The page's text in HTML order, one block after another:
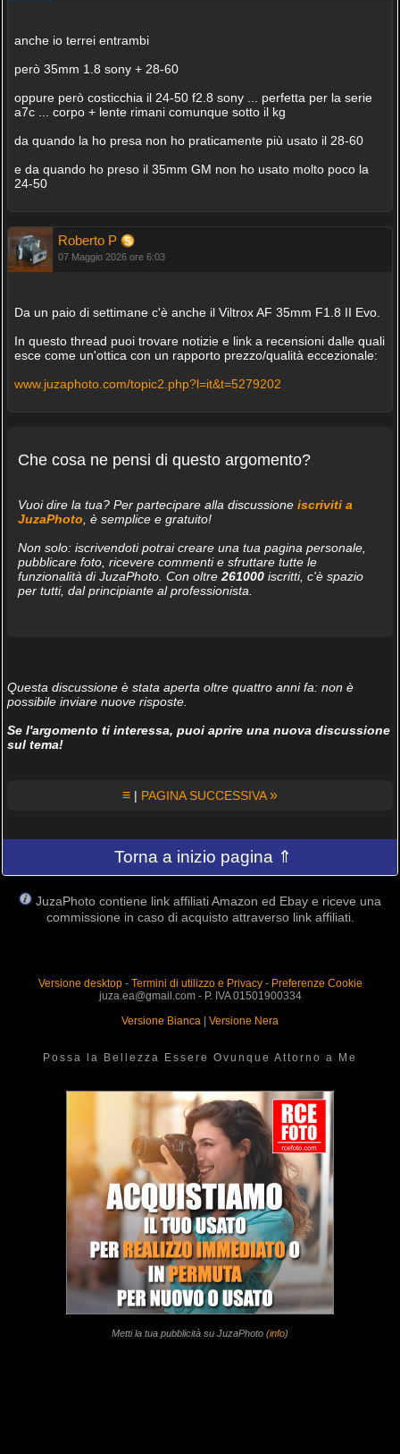
anche io terrei entrambi
però 35mm 1.8 sony + 28-60
oppure però costicchia il 24-50 f2.8 sony ... perfetta per la serie
a7c ... corpo + lente rimani comunque sotto il kg
da quando la ho presa non ho praticamente più usato il 28-60
e da quando ho preso il 35mm GM non ho usato molto poco la
24-50
Roberto P
07 Maggio 2026 ore 6:03
Da un paio di settimane c'è anche il Viltrox AF 35mm F1.8 II Evo.
In questo thread puoi trovare notizie e link a recensioni dalle quali
esce come un'ottica con un rapporto prezzo/qualità eccezionale:
www.juzaphoto.com/topic2.php?l=it&t=5279202
Che cosa ne pensi di questo argomento?
Vuoi dire la tua? Per partecipare alla discussione iscriviti a
JuzaPhoto , è semplice e gratuito!
Non solo: iscrivendoti potrai creare una tua pagina personale,
pubblicare foto, ricevere commenti e sfruttare tutte le
funzionalità di JuzaPhoto. Con oltre 261000iscritti, c'è spazio
per tutti, dal principiante al professionista.
Questa discussione è stata aperta oltre quattro anni fa: non è
possibile inviare nuove risposte.
Se l'argomento ti interessa, puoi aprire una nuova discussione
sul tema!
≡ | PAGINA SUCCESSIVA»
Torna a inizio pagina ⇑
JuzaPhoto contiene link affiliati Amazon ed Ebay e riceve una
commissione in caso di acquisto attraverso link affiliati.
Versione desktop- Termini di utilizzo e Privacy- Preferenze Cookie
juza.ea@gmail.com - P. IVA 01501900334
Versione Bianca | Versione Nera
Possa la Bellezza Essere Ovunque Attorno a Me
Metti la tua pubblicità su JuzaPhoto (info)